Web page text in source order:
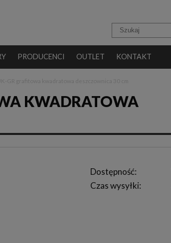
PRODUCENCI OUTLET KONTAKT
KWADRATOWA
Dostępność:
Czas wysyłki: